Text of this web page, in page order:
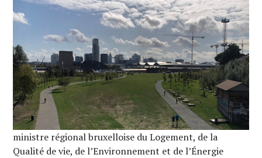
ministre régional bruxelloise du Logement, de la
Qualité de vie, de l’Environnement et de l’Énergie